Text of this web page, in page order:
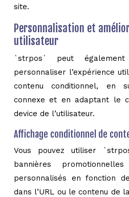
site.
Personnalisation et
utilisateur
`strpos` peut
personnaliser l’expérience
contenu conditionnel, en
connexe et en adaptant le
device de l’utilisateur.
Affichage conditionnel de
Vous pouvez utiliser
bannières
personnalisés en fonction
dans l’URL ou le contenu de